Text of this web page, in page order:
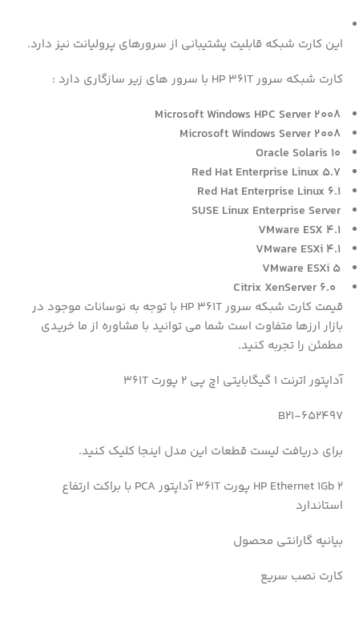
این کارت شبکه قابلیت پشتیبانی از سرورهای پرولیانت نیز دارد.
کارت شبکه سرور HP 361T با سرور های زیر سازگاری دارد :
Citrix XenServer 6.0
قیمت کارت شبکه سرور HP 361T با توجه به نوسانات موجود در
بازار ارزها متفاوت است شما می توانید با مشاوره از ما خریدی
مطمئن را تجربه کنید.
آداپتور اترنت 1 گیگابایتی اچ پی 2 پورت 361T
652497-B21
برای دریافت لیست قطعات این مدل اینجا کلیک کنید.
HP Ethernet 1Gb 2 پورت 361T آداپتور PCA با براکت ارتفاع
استاندارد
بیانیه گارانتی محصول
کارت نصب سریع